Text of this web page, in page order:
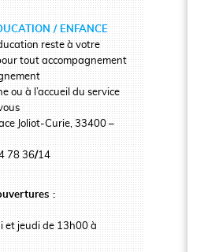
/ ENFANCE
reste à votre
tout accompagnement
ou à l’accueil du service
Joliot-Curie, 33400 –
78 36/14
:
et jeudi de 13h00 à